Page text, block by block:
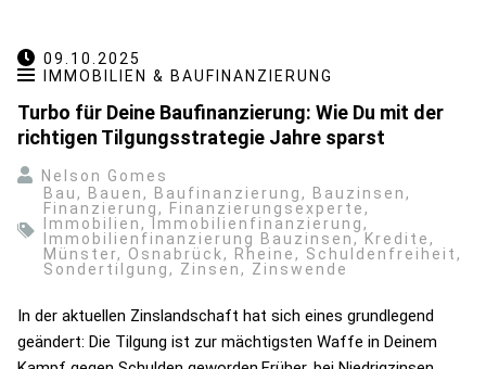
09.10.2025
IMMOBILIEN & BAUFINANZIERUNG
Turbo für Deine Baufinanzierung: Wie Du mit der
richtigen Tilgungsstrategie Jahre sparst
Nelson Gomes
Bau , Bauen , Baufinanzierung , Bauzinsen ,
Finanzierung , Finanzierungsexperte ,
Immobilien , Immobilienfinanzierung ,
Immobilienfinanzierung Bauzinsen , Kredite ,
Münster, Osnabrück , Rheine , Schuldenfreiheit ,
Sondertilgung , Zinsen , Zinswende
In der aktuellen Zinslandschaft hat sich eines grundlegend
geändert: Die Tilgung ist zur mächtigsten Waffe in Deinem